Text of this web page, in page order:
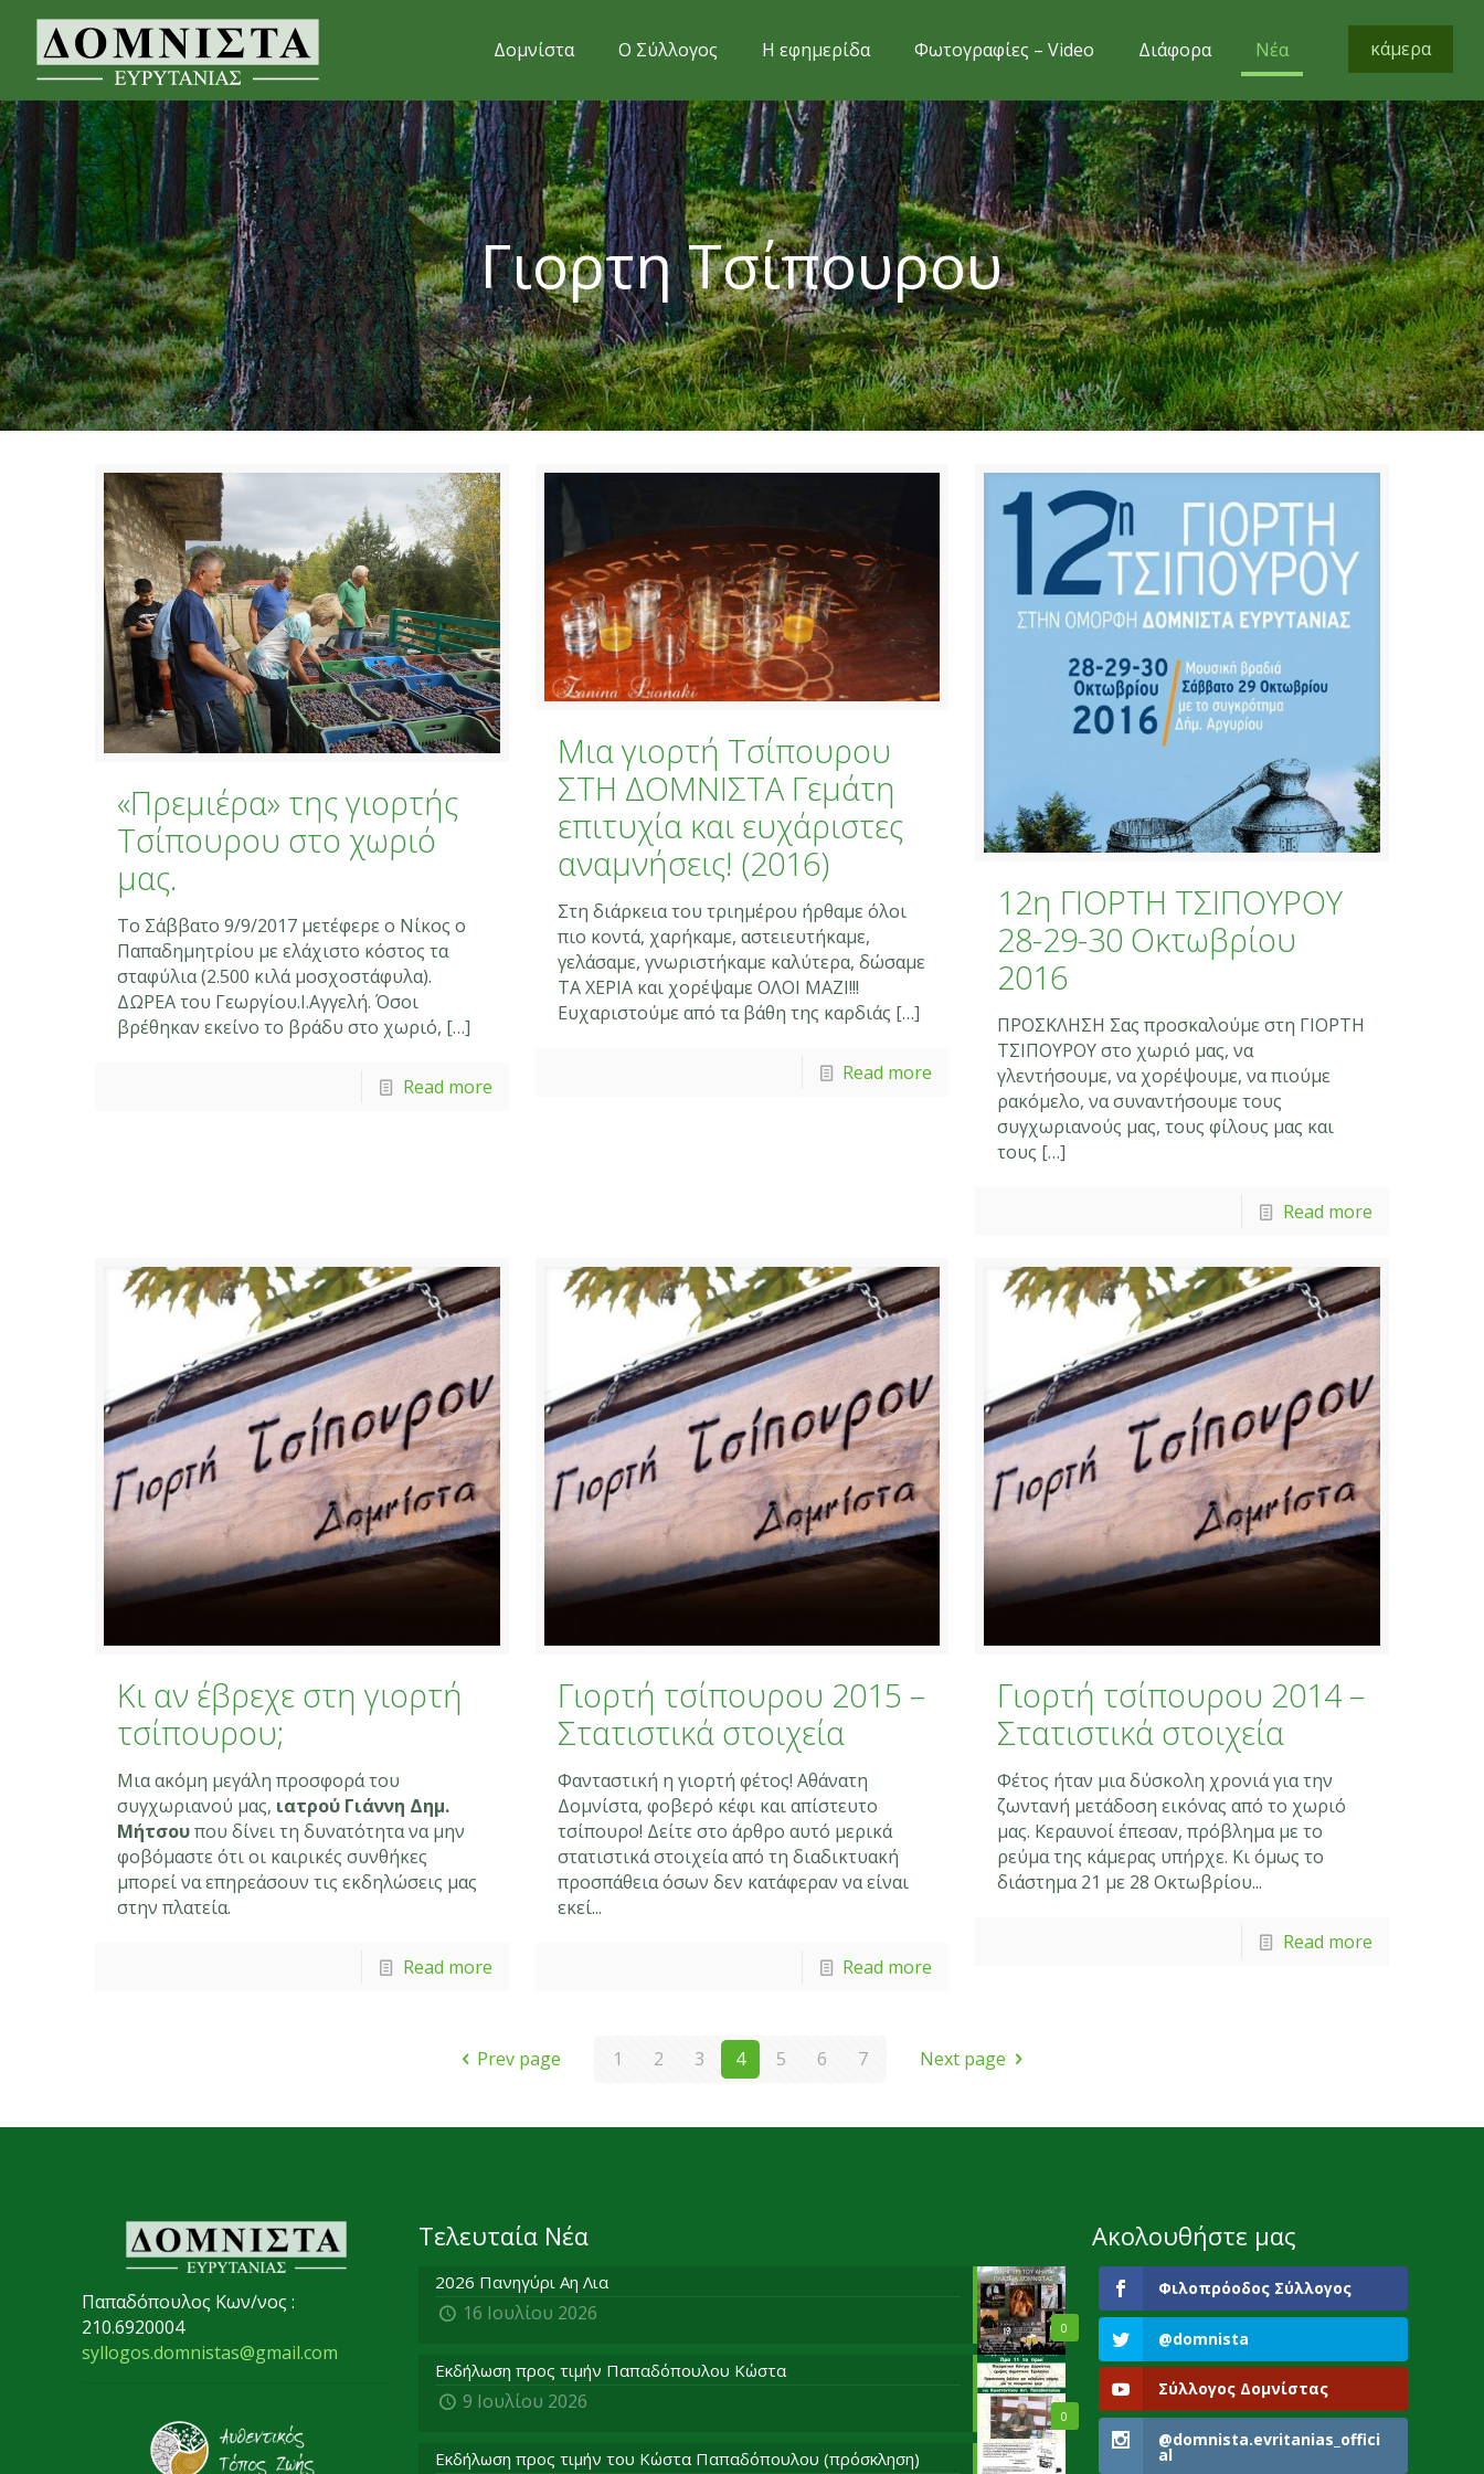
Δομνίστα Ο Σύλλογος Η εφημερίδα Φωτογραφίες – Video Διάφορα Νέα κάμερα
Γιορτη Τσίπουρου
«Πρεμιέρα» της γιορτής
Τσίπουρου στο χωριό
μας.
Το Σάββατο 9/9/2017 μετέφερε ο Νίκος ο
Παπαδημητρίου με ελάχιστο κόστος τα
σταφύλια (2.500 κιλά μοσχοστάφυλα).
ΔΩΡΕΑ του Γεωργίου.Ι.Αγγελή. Όσοι
βρέθηκαν εκείνο το βράδυ στο χωριό, […]
Read more
Μια γιορτή Τσίπουρου
ΣΤΗ ΔΟΜΝΙΣΤΑ Γεμάτη
επιτυχία και ευχάριστες
αναμνήσεις! (2016)
Στη διάρκεια του τριημέρου ήρθαμε όλοι
πιο κοντά, χαρήκαμε, αστειευτήκαμε,
γελάσαμε, γνωριστήκαμε καλύτερα, δώσαμε
ΤΑ ΧΕΡΙΑ και χορέψαμε ΟΛΟΙ ΜΑΖΙ!!!
Ευχαριστούμε από τα βάθη της καρδιάς […]
Read more
12η ΓΙΟΡΤΗ ΤΣΙΠΟΥΡΟΥ
28-29-30 Οκτωβρίου
2016
ΠΡΟΣΚΛΗΣΗ Σας προσκαλούμε στη ΓΙΟΡΤΗ
ΤΣΙΠΟΥΡΟΥ στο χωριό μας, να
γλεντήσουμε, να χορέψουμε, να πιούμε
ρακόμελο, να συναντήσουμε τους
συγχωριανούς μας, τους φίλους μας και
τους […]
Read more
Κι αν έβρεχε στη γιορτή
τσίπουρου;
Μια ακόμη μεγάλη προσφορά του
συγχωριανού μας, ιατρού Γιάννη Δημ.
Μήτσουπου δίνει τη δυνατότητα να μην
φοβόμαστε ότι οι καιρικές συνθήκες
μπορεί να επηρεάσουν τις εκδηλώσεις μας
στην πλατεία.
Read more
Γιορτή τσίπουρου 2015 –
Στατιστικά στοιχεία
Φανταστική η γιορτή φέτος! Αθάνατη
Δομνίστα, φοβερό κέφι και απίστευτο
τσίπουρο! Δείτε στο άρθρο αυτό μερικά
στατιστικά στοιχεία από τη διαδικτυακή
προσπάθεια όσων δεν κατάφεραν να είναι
εκεί...
Read more
Γιορτή τσίπουρου 2014 –
Στατιστικά στοιχεία
Φέτος ήταν μια δύσκολη χρονιά για την
ζωντανή μετάδοση εικόνας από το χωριό
μας. Κεραυνοί έπεσαν, πρόβλημα με το
ρεύμα της κάμερας υπήρχε. Κι όμως το
διάστημα 21 με 28 Οκτωβρίου...
Read more
Prev page 1 2 3 4 5 6 7 Next page
Παπαδόπουλος Κων/νος :
210.6920004
syllogos.domnistas@gmail.com
Τελευταία Νέα
0
2026 Πανηγύρι Αη Λια
16 Ιουλίου 2026
0
Εκδήλωση προς τιμήν Παπαδόπουλου Κώστα
9 Ιουλίου 2026
Εκδήλωση προς τιμήν του Κώστα Παπαδόπουλου (πρόσκληση)
Ακολουθήστε μας
Φιλοπρόοδος Σύλλογος
@domnista
Σύλλογος Δομνίστας
@domnista.evritanias_offici
al